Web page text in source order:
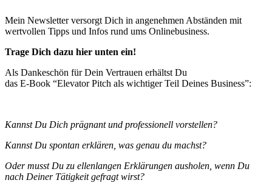
Mein Newsletter versorgt Dich in angenehmen Abständen mit
wertvollen Tipps und Infos rund ums Onlinebusiness.
Trage Dich dazu hier unten ein!
Als Dankeschön für Dein Vertrauen erhältst Du
das E-Book “Elevator Pitch als wichtiger Teil Deines Business”:
Kannst Du Dich prägnant und professionell vorstellen?
Kannst Du spontan erklären, was genau du machst?
Oder musst Du zu ellenlangen Erklärungen ausholen, wenn Du
nach Deiner Tätigkeit gefragt wirst?